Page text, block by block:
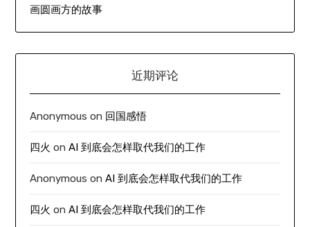
画圆画方的故事
近期评论
Anonymous on 回国感悟
四火 onAI 到底会怎样取代我们的工作
Anonymous onAI 到底会怎样取代我们的工作
四火 onAI 到底会怎样取代我们的工作